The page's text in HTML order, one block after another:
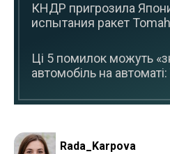
КНДР пригрозила
испытания ракет
Ці 5 помилок можуть
автомобіль на
Rada_Karpova